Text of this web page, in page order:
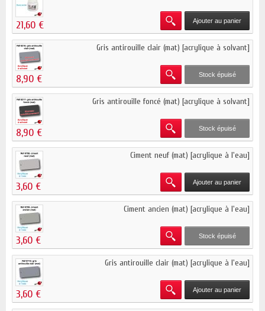
21,60 € Ajouter au panier
Gris antirouille clair (mat) [acrylique à solvant]
8,90 € Stock épuisé
Gris antirouille foncé (mat) [acrylique à solvant]
8,90 € Stock épuisé
Ciment neuf (mat) [acrylique à l'eau]
3,60 € Ajouter au panier
Ciment ancien (mat) [acrylique à l'eau]
3,60 € Stock épuisé
Gris antirouille clair (mat) [acrylique à l'eau]
3,60 € Ajouter au panier